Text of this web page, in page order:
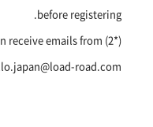
before registering.
receive emails from
road.com.